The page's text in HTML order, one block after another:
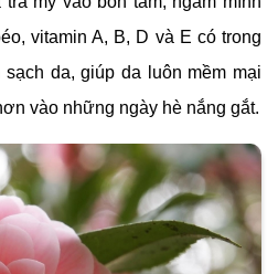
vitamin A, B, D và E có trong
da, giúp da luôn mềm mại
vào những ngày hè nắng gắt.